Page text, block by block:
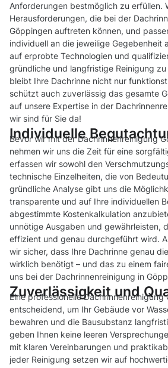
Anforderungen bestmöglich zu erfüllen.
Herausforderungen, die bei der
Göppingen auftreten können, und
individuell an die jeweilige Gegebenheit
auf erprobte Technologien und
gründliche und langfristige Reinigung
bleibt Ihre Dachrinne nicht nur
schützt auch zuverlässig das gesamte
auf unsere Expertise in der
wir sind für Sie da!
Individuelle
Bevor wir mit der Dachrinnenreinigung
nehmen wir uns die Zeit für eine
erfassen wir sowohl den
technische Einzelheiten, die von
gründliche Analyse gibt uns die
transparente und auf Ihre individuellen
abgestimmte Kostenkalkulation
unnötige Ausgaben und gewährleisten,
effizient und genau durchgeführt wird.
wir sicher, dass Ihre Dachrinne genau
wirklich benötigt – und das zu einem
uns bei der Dachrinnenreinigung in
Zuverlässigkeit und
Eine professionelle Dachrinnenreinigung
entscheidend, um Ihr Gebäude vor
bewahren und die Bausubstanz
geben Ihnen keine leeren
mit klaren Vereinbarungen und
jeder Reinigung setzen wir auf